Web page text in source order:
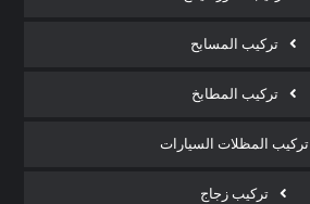
تركيب المسابح
تركيب المطابخ
تركيب المظلات السيارات
تركيب زجاج